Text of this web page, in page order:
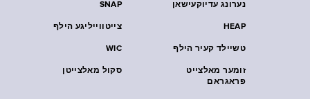
SNAP נערונג עדיוקעישאן
צייטווייליגע הילף HEAP
WIC טשיילד קעיר הילף
סקול מאלצייטן
זומער מאלצייט
פראגראם